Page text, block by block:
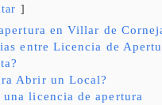
en Villar de
entre Licencia de
Abrir un Local?
licencia de apertura